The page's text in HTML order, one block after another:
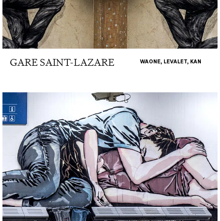
GARE SAINT-LAZARE WAONE, LEVALET, KAN